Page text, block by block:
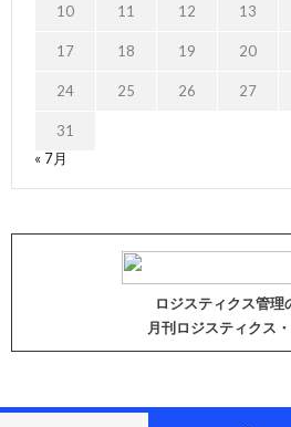
10 11 12 13
17 18 19 20
24 25 26 27
31
« 7月
ロジスティクス管理
月刊ロジスティクス